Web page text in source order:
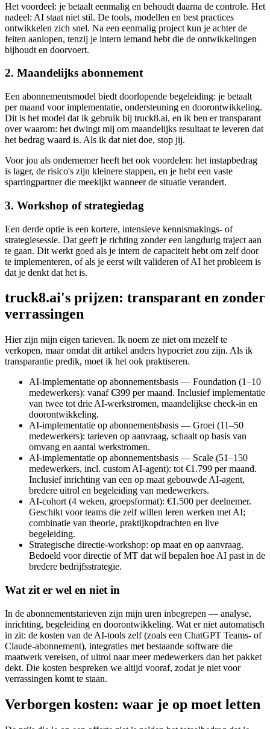
Het voordeel: je betaalt eenmalig en behoudt daarna de controle. Het
nadeel: AI staat niet stil. De tools, modellen en best practices
ontwikkelen zich snel. Na een eenmalig project kun je achter de
feiten aanlopen, tenzij je intern iemand hebt die de ontwikkelingen
bijhoudt en doorvoert.
2. Maandelijks abonnement
Een abonnementsmodel biedt doorlopende begeleiding: je betaalt
per maand voor implementatie, ondersteuning en doorontwikkeling.
Dit is het model dat ik gebruik bij truck8.ai, en ik ben er transparant
over waarom: het dwingt mij om maandelijks resultaat te leveren dat
het bedrag waard is. Als ik dat niet doe, stop jij.
Voor jou als ondernemer heeft het ook voordelen: het instapbedrag
is lager, de risico's zijn kleinere stappen, en je hebt een vaste
sparringpartner die meekijkt wanneer de situatie verandert.
3. Workshop of strategiedag
Een derde optie is een kortere, intensieve kennismakings- of
strategiesessie. Dat geeft je richting zonder een langdurig traject aan
te gaan. Dit werkt goed als je intern de capaciteit hebt om zelf door
te implementeren, of als je eerst wilt valideren of AI het probleem is
dat je denkt dat het is.
truck8.ai's prijzen: transparant en zonder
verrassingen
Hier zijn mijn eigen tarieven. Ik noem ze niet om mezelf te
verkopen, maar omdat dit artikel anders hypocriet zou zijn. Als ik
transparantie predik, moet ik het ook praktiseren.
AI-implementatie op abonnementsbasis — Foundation (1–10
medewerkers): vanaf €399 per maand. Inclusief implementatie
van twee tot drie AI-werkstromen, maandelijkse check-in en
doorontwikkeling.
AI-implementatie op abonnementsbasis — Groei (11–50
medewerkers): tarieven op aanvraag, schaalt op basis van
omvang en aantal werkstromen.
AI-implementatie op abonnementsbasis — Scale (51–150
medewerkers, incl. custom AI-agent): tot €1.799 per maand.
Inclusief inrichting van een op maat gebouwde AI-agent,
bredere uitrol en begeleiding van medewerkers.
AI-cohort (4 weken, groepsformat): €1.500 per deelnemer.
Geschikt voor teams die zelf willen leren werken met AI;
combinatie van theorie, praktijkopdrachten en live
begeleiding.
Strategische directie-workshop: op maat en op aanvraag.
Bedoeld voor directie of MT dat wil bepalen hoe AI past in de
bredere bedrijfsstrategie.
Wat zit er wel en niet in
In de abonnementstarieven zijn mijn uren inbegrepen — analyse,
inrichting, begeleiding en doorontwikkeling. Wat er niet automatisch
in zit: de kosten van de AI-tools zelf (zoals een ChatGPT Teams- of
Claude-abonnement), integraties met bestaande software die
maatwerk vereisen, of uitrol naar meer medewerkers dan het pakket
dekt. Die kosten bespreken we altijd vooraf, zodat je niet voor
verrassingen komt te staan.
Verborgen kosten: waar je op moet letten